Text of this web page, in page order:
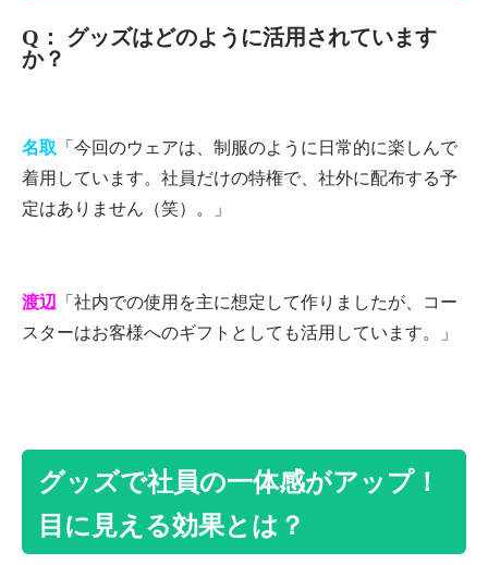
Q： グッズはどのように活用されています
か？
名取 「今回のウェアは、制服のように日常的に楽しんで
着用しています。社員だけの特権で、社外に配布する予
定はありません（笑）。」
渡辺 「社内での使用を主に想定して作りましたが、コー
スターはお客様へのギフトとしても活用しています。」
グッズで社員の一体感がアップ！
目に見える効果とは？